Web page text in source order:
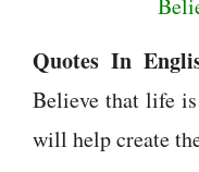
Quotes In
Believe that life
will help create